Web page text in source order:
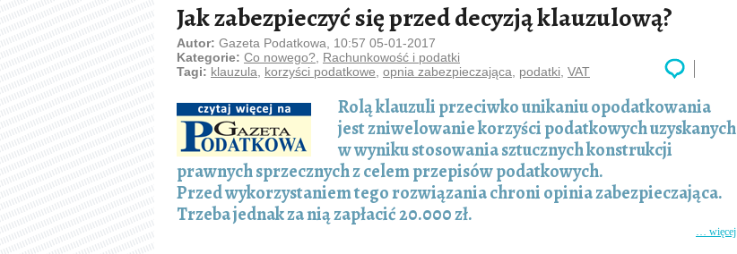
Jak zabezpieczyć się przed decyzją klauzulową?
Autor: Gazeta Podatkowa, 10:57 05-01-2017
Kategorie: Co nowego? Rachunkowość i podatki
Tagi: klauzula korzyści podatkowe opnia zabezpieczająca podatki VAT
Rolą klauzuli przeciwko unikaniu opodatkowania
jest zniwelowanie korzyści podatkowych uzyskanych
w wyniku stosowania sztucznych konstrukcji
prawnych sprzecznych z celem przepisów podatkowych.
Przed wykorzystaniem tego rozwiązania chroni opinia zabezpieczająca.
Trzeba jednak za nią zapłacić 20.000 zł.
… więcej